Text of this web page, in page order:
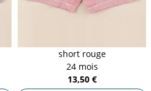
short rouge
24 mois
13,50 €